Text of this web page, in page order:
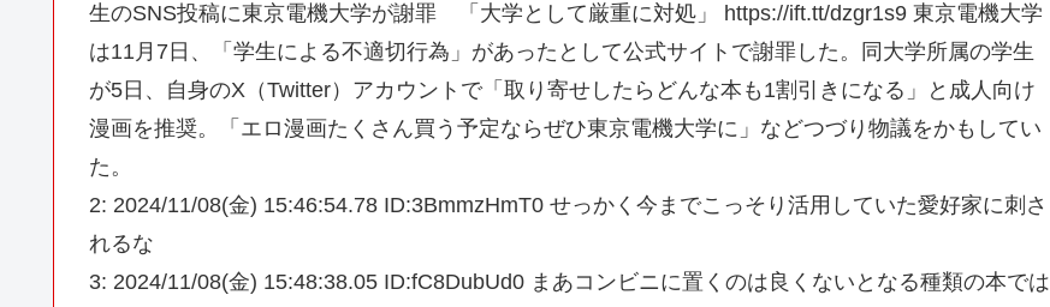
生のSNS投稿に東京電機大学が謝罪 「大学として厳重に対処」 https://ift.tt/dzgr1s9 東京電機大学
は11月7日、「学生による不適切行為」があったとして公式サイトで謝罪した。同大学所属の学生
が5日、自身のX（Twitter）アカウントで「取り寄せしたらどんな本も1割引きになる」と成人向け
漫画を推奨。「エロ漫画たくさん買う予定ならぜひ東京電機大学に」などつづり物議をかもしてい
た。
2: 2024/11/08(金) 15:46:54.78 ID:3BmmzHmT0 せっかく今までこっそり活用していた愛好家に刺さ
れるな
3: 2024/11/08(金) 15:48:38.05 ID:fC8DubUd0 まあコンビニに置くのは良くないとなる種類の本では